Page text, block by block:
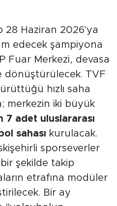
28 Haziran 2026'ya
edecek şampiyona
Fuar Merkezi, devasa
TVF
hızlı saha
merkezin iki büyük
7 adet uluslararası
sahasıkurulacak.
sporseverler
şekilde takip
etrafına modüler
Bir ay